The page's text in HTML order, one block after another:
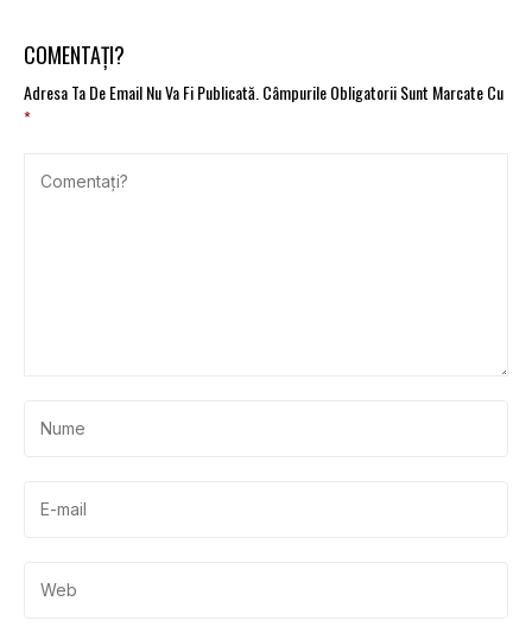
COMENTAȚI?
Adresa Ta De Email Nu Va Fi Publicată. Câmpurile Obligatorii Sunt Marcate Cu
*